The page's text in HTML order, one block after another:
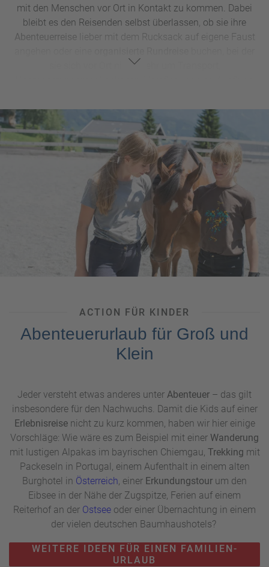
mit den Menschen vor Ort in Kontakt zu kommen. Dabei
bleibt es den Reisenden selbst überlassen, ob sie ihre
Abenteuerreise
lieber mit dem Rucksack auf eigene Faust
sie sich vor Ort nicht mehr um Transport,
sympathischen Reisebüros tatkräftig mit Rat und Tat zur
Seite, auch wenn es um die Organisation eines
Mietfahrzeugs geht! Beliebte Rundreiseziele sind zum
BeispielAndalusien,Irland, Kuba , die USA,Namibia
,Thailand oderAustralien.
ACTION FÜR KINDER
Abenteuerurlaub für Groß und
Klein
Jeder versteht etwas anderes unter Abenteuer – das gilt
insbesondere für den Nachwuchs. Damit die Kids auf einer
Erlebnisreise nicht zu kurz kommen, haben wir hier einige
Vorschläge: Wie wäre es zum Beispiel mit einer Wanderung
mit lustigen Alpakas im bayrischen Chiemgau, Trekking mit
Packeseln in Portugal, einem Aufenthalt in einem alten
Burghotel in Österreich, einer Erkundungstour um den
Eibsee in der Nähe der Zugspitze, Ferien auf einem
Reiterhof an der Ostsee oder einer Übernachtung in einem
der vielen deutschen Baumhaushotels?
WEITERE IDEEN FÜR EINEN FAMILIEN-
URLAUB